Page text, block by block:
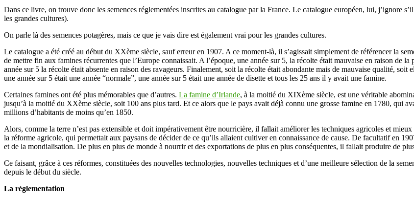
Dans ce livre, on trouve donc les semences réglementées inscrites au catalogue par la France. Le catalogue européen, lui, j’ignore
les grandes cultures).
On parle là des semences potagères, mais ce que je vais dire est également vrai pour les grandes cultures.
Le catalogue a été créé au début du XXème siècle, sauf erreur en 1907. A ce moment-là, il s’agissait simplement de référencer la
de mettre fin aux famines récurrentes que l’Europe connaissait. A l’époque, une année sur 5, la récolte était mauvaise en raison de
année sur 5 la récolte était absente en raison des ravageurs. Finalement, soit la récolte était abondante mais de mauvaise qualité,
une année sur 5 était une année “normale”, une année sur 5 était une année de disette et tous les 25 ans il y avait une famine.
Certaines famines ont été plus mémorables que d’autres. La famine d’Irlande, à la moitié du XIXème siècle, est une véritable
jusqu’à la moitié du XXème siècle, soit 100 ans plus tard. Et ce alors que le pays avait déjà connu une grosse famine en 1780, qui
millions d’habitants de moins qu’en 1850.
Alors, comme la terre n’est pas extensible et doit impérativement être nourricière, il fallait améliorer les techniques agricoles et
la réforme agricole, qui permettait aux paysans de décider de ce qu’ils allaient cultiver en connaissance de cause. De facultatif en
et de la mondialisation. De plus en plus de monde à nourrir et des exportations de plus en plus conséquentes, il fallait produire de
Ce faisant, grâce à ces réformes, constituées des nouvelles technologies, nouvelles techniques et d’une meilleure sélection de la
depuis le début du siècle.
La réglementation